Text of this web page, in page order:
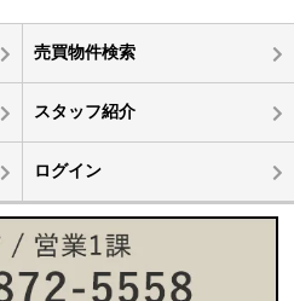
売買物件検索
スタッフ紹介
ログイン